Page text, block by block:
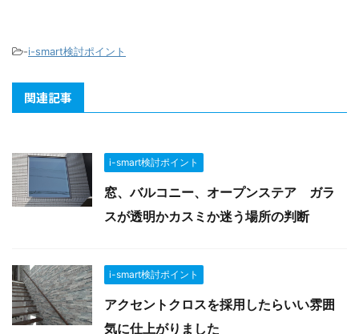
-i-smart検討ポイント
関連記事
i-smart検討ポイント
窓、バルコニー、オープンステア ガラ
スが透明かカスミか迷う場所の判断
i-smart検討ポイント
アクセントクロスを採用したらいい雰囲
気に仕上がりました